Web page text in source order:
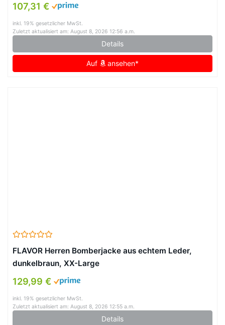
107,31 €
inkl. 19% gesetzlicher MwSt.
Zuletzt aktualisiert am: August 8, 2026 12:56 a.m.
Details
Auf ansehen*
FLAVOR Herren Bomberjacke aus echtem Leder,
dunkelbraun, XX-Large
129,99 €
inkl. 19% gesetzlicher MwSt.
Zuletzt aktualisiert am: August 8, 2026 12:55 a.m.
Details